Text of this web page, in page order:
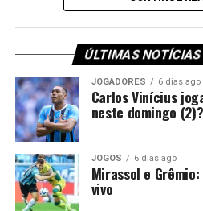
(horário de Brasília). Veja os
mister Luís Castro.
Além de Viery, Gustavo
— que ficaram de fora do jogo
lista inclui jogadores que
médico. Os volantes Dodi e
de problemas musculares e
Você precisa ver
assistir o Grenal 452 ao
ÚLTIMAS NOTÍCIAS
JOGADORES 6 dias ago
Carlos Vinícius
neste domingo (2)?
JOGOS 6 dias ago
Mirassol e
vivo